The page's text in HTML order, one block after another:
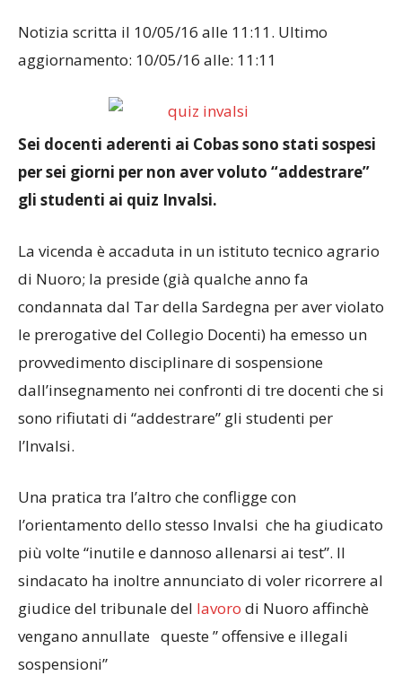
Notizia scritta il 10/05/16 alle 11:11. Ultimo
aggiornamento: 10/05/16 alle: 11:11
Sei docenti aderenti ai Cobas sono stati sospesi
per sei giorni per non aver voluto “addestrare”
gli studenti ai quiz Invalsi.
La vicenda è accaduta in un istituto tecnico agrario
di Nuoro; la preside (già qualche anno fa
condannata dal Tar della Sardegna per aver violato
le prerogative del Collegio Docenti) ha emesso un
provvedimento disciplinare di sospensione
dall’insegnamento nei confronti di tre docenti che si
sono rifiutati di “addestrare” gli studenti per
l’Invalsi.
Una pratica tra l’altro che confligge con
l’orientamento dello stesso Invalsi che ha giudicato
più volte “inutile e dannoso allenarsi ai test”. Il
sindacato ha inoltre annunciato di voler ricorrere al
giudice del tribunale del lavoro di Nuoro affinchè
vengano annullate queste ” offensive e illegali
sospensioni”